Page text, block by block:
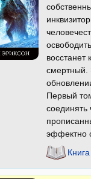
восстанет
смертный.
Первый
соединять
эффектно